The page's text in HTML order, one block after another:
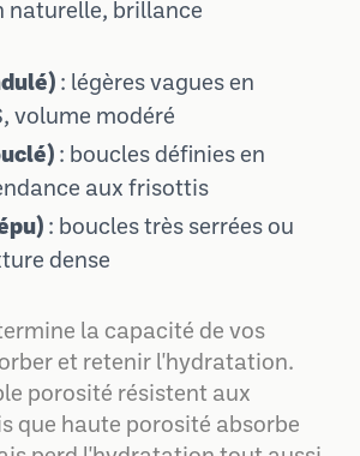
naturelle, brillance
: légères vagues en
volume modéré
: boucles définies en
aux frisottis
: boucles très serrées ou
dense
la capacité de vos
et retenir l'hydratation.
porosité résistent aux
que haute porosité absorbe